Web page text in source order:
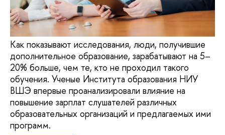
Как показывают исследования, люди, получившие
дополнительное образование, зарабатывают на 5–
20% больше, чем те, кто не проходил такого
обучения. Ученые Института образования НИУ
ВШЭ впервые проанализировали влияние на
повышение зарплат слушателей различных
образовательных организаций и предлагаемых ими
программ.